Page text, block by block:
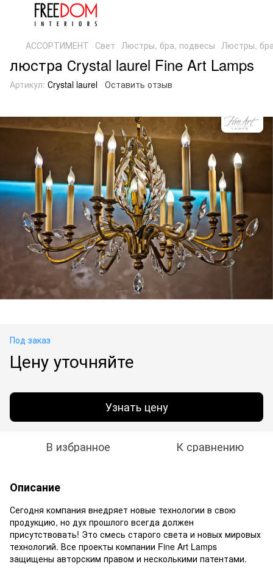
АССОРТИМЕНТ Свет Люстры, бра, подвесы Люстры,
люстра Сrystal laurel Fine Art Lamps
Артикул: Сrystal laurel Оставить отзыв
Под заказ
Цену уточняйте
Узнать цену
В избранное К сравнению
Описание
Сегодня компания внедряет новые технологии в свою
продукцию, но дух прошлого всегда должен
присутствовать! Это смесь старого света и новых мировых
технологий. Все проекты компании Fine Art Lamps
защищены авторским правом и несколькими патентами.